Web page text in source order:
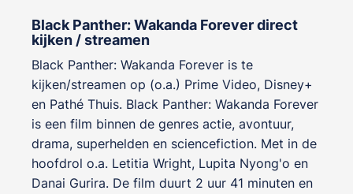
Black Panther: Wakanda Forever direct
kijken / streamen
Black Panther: Wakanda Forever is te
kijken/streamen op (o.a.) Prime Video, Disney+
en Pathé Thuis. Black Panther: Wakanda Forever
is een film binnen de genres actie, avontuur,
drama, superhelden en sciencefiction. Met in de
hoofdrol o.a. Letitia Wright, Lupita Nyong'o en
Danai Gurira. De film duurt 2 uur 41 minuten en